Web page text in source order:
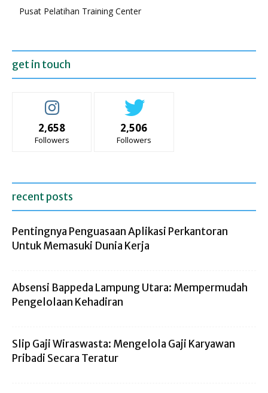
Pusat Pelatihan Training Center
get in touch
2,658
Followers
2,506
Followers
recent posts
Pentingnya Penguasaan Aplikasi Perkantoran
Untuk Memasuki Dunia Kerja
Absensi Bappeda Lampung Utara: Mempermudah
Pengelolaan Kehadiran
Slip Gaji Wiraswasta: Mengelola Gaji Karyawan
Pribadi Secara Teratur